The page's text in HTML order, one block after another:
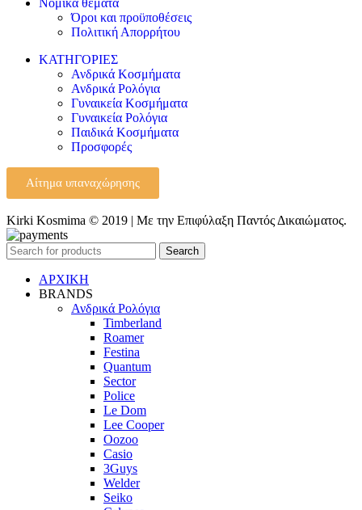
Όροι και προϋποθέσεις
Πολιτική Απορρήτου
ΚΑΤΗΓΟΡΙΕΣ
Ανδρικά Κοσμήματα
Ανδρικά Ρολόγια
Γυναικεία Κοσμήματα
Γυναικεία Ρολόγια
Παιδικά Κοσμήματα
Προσφορές
Αίτημα υπαναχώρησης
Kirki Kosmima © 2019 | Με την Επιφύλαξη Παντός Δικαιώματος.
Search
ΑΡΧΙΚΗ
BRANDS
Ανδρικά Ρολόγια
Timberland
Roamer
Festina
Quantum
Sector
Police
Le Dom
Lee Cooper
Oozoo
Casio
3Guys
Welder
Seiko